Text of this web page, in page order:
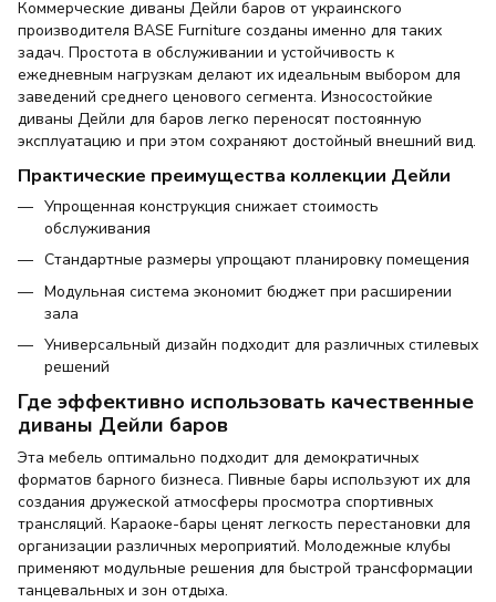
Коммерческие диваны Дейли баров от украинского
производителя BASE Furniture созданы именно для таких
задач. Простота в обслуживании и устойчивость к
ежедневным нагрузкам делают их идеальным выбором для
заведений среднего ценового сегмента. Износостойкие
диваны Дейли для баров легко переносят постоянную
эксплуатацию и при этом сохраняют достойный внешний вид.
Практические преимущества коллекции Дейли
Упрощенная конструкция снижает стоимость
обслуживания
Стандартные размеры упрощают планировку помещения
Модульная система экономит бюджет при расширении
зала
Универсальный дизайн подходит для различных стилевых
решений
Где эффективно использовать качественные
диваны Дейли баров
Эта мебель оптимально подходит для демократичных
форматов барного бизнеса. Пивные бары используют их для
создания дружеской атмосферы просмотра спортивных
трансляций. Караоке-бары ценят легкость перестановки для
организации различных мероприятий. Молодежные клубы
применяют модульные решения для быстрой трансформации
танцевальных и зон отдыха.